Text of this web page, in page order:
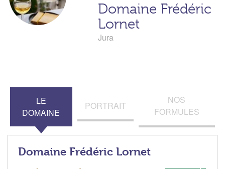
Domaine Frédéric
Lornet
Jura
LE
DOMAINE
PORTRAIT
NOS
FORMULES
Domaine Frédéric Lornet